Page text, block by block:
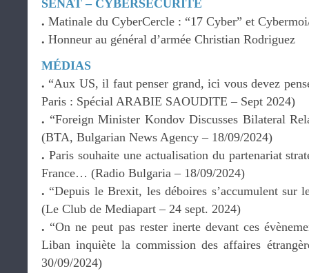
SÉNAT – CYBERSÉCURITÉ
. Matinale du CyberCercle : “17 Cyber” et
. Honneur au général d’armée Christian Rodriguez
MÉDIAS
. “Aux US, il faut penser grand, ici vous devez
Paris : Spécial ARABIE SAOUDITE – Sept 2024)
. “Foreign Minister Kondov Discusses Bilateral
(BTA, Bulgarian News Agency – 18/09/2024)
. Paris souhaite une actualisation du partenariat
France… (Radio Bulgaria – 18/09/2024)
. “Depuis le Brexit, les déboires s’accumulent sur
(Le Club de Mediapart – 24 sept. 2024)
. “On ne peut pas rester inerte devant ces
Liban inquiète la commission des affaires
30/09/2024)